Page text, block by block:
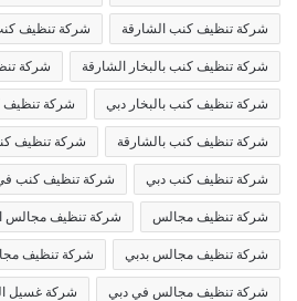
شركة تنظيف كنب الشارقة شركة تنظيف كنب
شركة تنظيف كنب بالبخار الشارقة شركة
شركة تنظيف كنب بالبخار دبي شركة تنظيف
شركة تنظيف كنب بالشارقة شركة تنظيف
شركة تنظيف كنب دبي شركة تنظيف كنب
شركة تنظيف مجالس شركة تنظيف مجالس
شركة تنظيف مجالس بدبي شركة تنظيف
شركة تنظيف مجالس في دبي شركة غسيل